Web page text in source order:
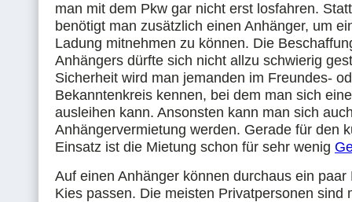
man mit dem Pkw gar nicht erst losfahren.
benötigt man zusätzlich einen Anhänger, um
Ladung mitnehmen zu können. Die
Anhängers dürfte sich nicht allzu schwierig
Sicherheit wird man jemanden im Freundes-
Bekanntenkreis kennen, bei dem man sich
ausleihen kann. Ansonsten kann man sich
Anhängervermietung werden. Gerade für den
Einsatz ist die Mietung schon für sehr wenig
Auf einen Anhänger können durchaus ein paar
Kies passen. Die meisten Privatpersonen sind